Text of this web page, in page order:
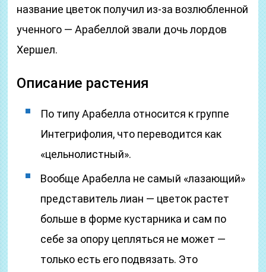
название цветок получил из-за возлюбленной
ученного — Арабеллой звали дочь лордов
Хершел.
Описание растения
По типу Арабелла относится к группе
Интегрифолия, что переводится как
«цельнолистный».
Вообще Арабелла не самый «лазающий»
представитель лиан — цветок растет
больше в форме кустарника и сам по
себе за опору цепляться не может —
только есть его подвязать. Это